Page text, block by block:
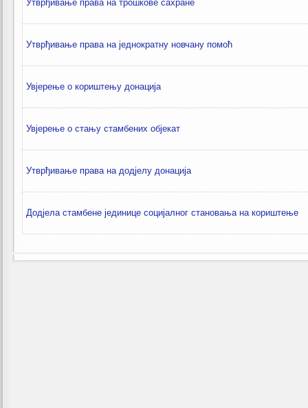
Утврђивање права на трошкове сахране
Утврђивање права на једнократну новчану помоћ
Увјерење о кориштењу донација
Увјерење о стању стамбених објекат
Утврђивање права на додјелу донација
Додјела стамбене јединице социјалног становања на кориштење